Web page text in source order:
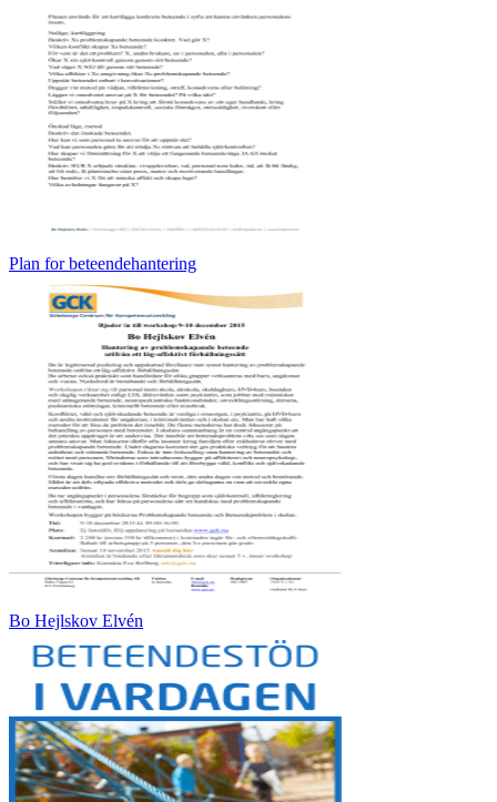
Plan for beteendehantering
Bo Hejlskov Elvén